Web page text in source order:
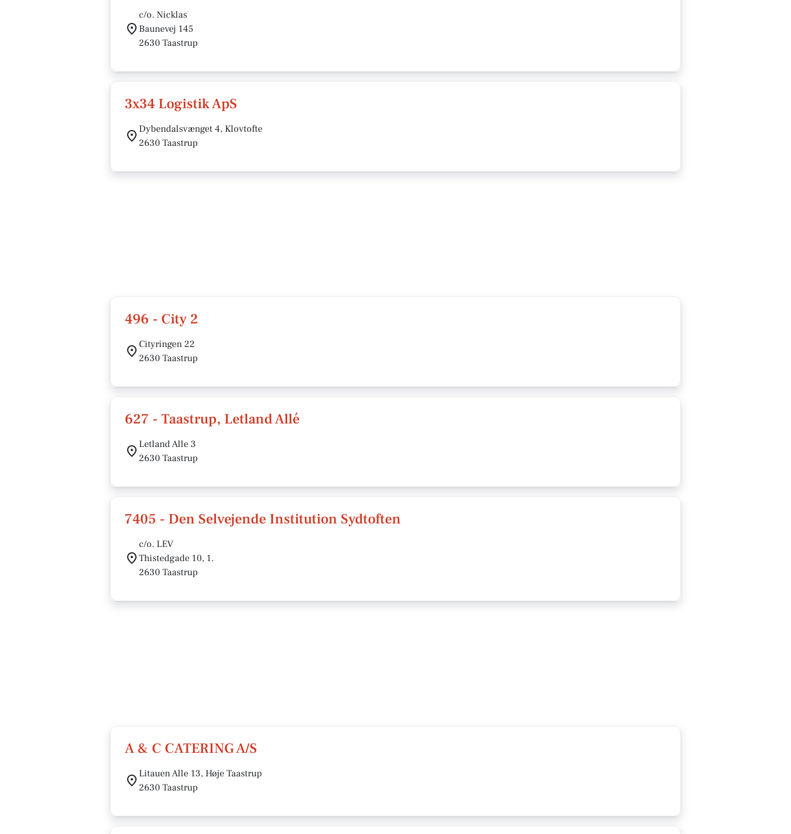
c/o. Nicklas
Baunevej 145
2630 Taastrup
3x34 Logistik ApS
Dybendalsvænget 4, Klovtofte
2630 Taastrup
496 - City 2
Cityringen 22
2630 Taastrup
627 - Taastrup, Letland Allé
Letland Alle 3
2630 Taastrup
7405 - Den Selvejende Institution Sydtoften
c/o. LEV
Thistedgade 10, 1.
2630 Taastrup
A & C CATERING A/S
Litauen Alle 13, Høje Taastrup
2630 Taastrup